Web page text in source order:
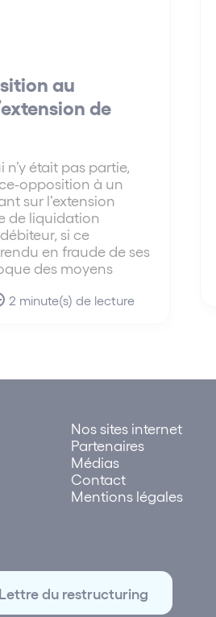
au
de
n’y était pas partie,
opposition à un
sur l’extension
de liquidation
si ce
en fraude de ses
des moyens
2 minute(s) de lecture
Nos sites internet
Partenaires
Médias
Contact
Mentions légales
du restructuring